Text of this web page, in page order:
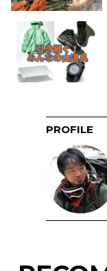
PROFILE